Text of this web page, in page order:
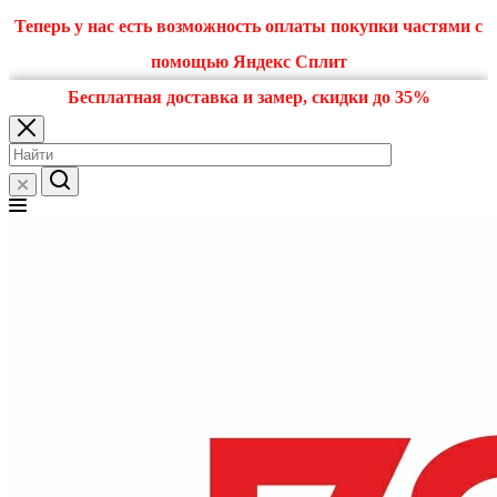
Теперь у нас есть возможность оплаты покупки частями с
помощью Яндекс Сплит
Бесплатная доставка и замер, скидки до 35%